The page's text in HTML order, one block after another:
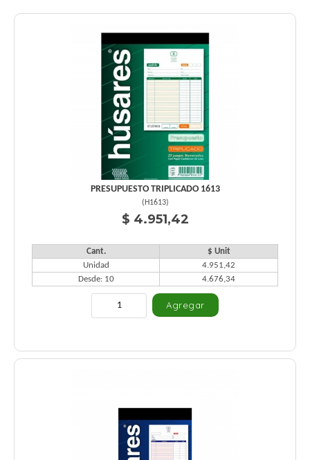
PRESUPUESTO TRIPLICADO 1613
( H1613)
$ 4.951,42
Cant.
$ Unit
Unidad
4.951,42
Desde: 10
4.676,34